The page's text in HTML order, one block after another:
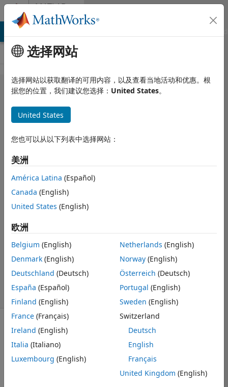
跳到内容 MATLAB
Answers
MATLAB Answers
How can I
express
bitsets,
arrays and
structures
datatypes in
requirements
table?
Cristian Napole
2022 11 28
1 个回答
更新时间：2026 2
12 次查看（30
天）
选择网站
选择网站以获取翻译的可用内容，以及查看当地活动和优惠。根
据您的位置，我们建议您选择： United States。
United States
您也可以从以下列表中选择网站：
美洲
América Latina (Español)
Canada (English)
United States (English)
欧洲
Belgium (English)
Denmark (English)
Deutschland (Deutsch)
España (Español)
Finland (English)
France (Français)
Ireland (English)
Italia (Italiano)
Luxembourg (English)
Netherlands (English)
Norway(English)
Österreich (Deutsch)
Portugal (English)
Sweden (English)
Switzerland
Deutsch
English
Français
United Kingdom (English)